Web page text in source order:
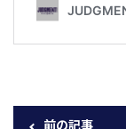
前の記事